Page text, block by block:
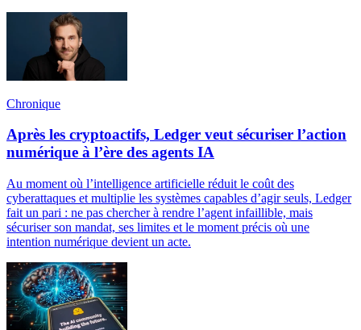
Chronique
Après les cryptoactifs, Ledger veut sécuriser l’action
numérique à l’ère des agents IA
Au moment où l’intelligence artificielle réduit le coût des
cyberattaques et multiplie les systèmes capables d’agir seuls, Ledger
fait un pari : ne pas chercher à rendre l’agent infaillible, mais
sécuriser son mandat, ses limites et le moment précis où une
intention numérique devient un acte.